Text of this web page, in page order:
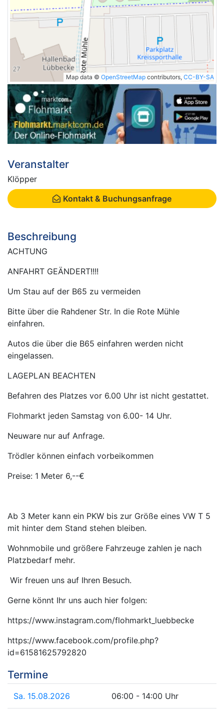
Map data © OpenStreetMap contributors, CC-BY-SA
Veranstalter
Klöpper
Kontakt & Buchungsanfrage
Beschreibung
ACHTUNG
ANFAHRT GEÄNDERT!!!!
Um Stau auf der B65 zu vermeiden
Bitte über die Rahdener Str. In die Rote Mühle
einfahren.
Autos die über die B65 einfahren werden nicht
eingelassen.
LAGEPLAN BEACHTEN
Befahren des Platzes vor 6.00 Uhr ist nicht gestattet.
Flohmarkt jeden Samstag von 6.00- 14 Uhr.
Neuware nur auf Anfrage.
Trödler können einfach vorbeikommen
Preise: 1 Meter 6,--€
Ab 3 Meter kann ein PKW bis zur Größe eines VW T 5
mit hinter dem Stand stehen bleiben.
Wohnmobile und größere Fahrzeuge zahlen je nach
Platzbedarf mehr.
Wir freuen uns auf Ihren Besuch.
Gerne könnt Ihr uns auch hier folgen:
https://www.instagram.com/flohmarkt_luebbecke
https://www.facebook.com/profile.php?
id=61581625792820
Termine
Sa. 15.08.2026 06:00 - 14:00 Uhr